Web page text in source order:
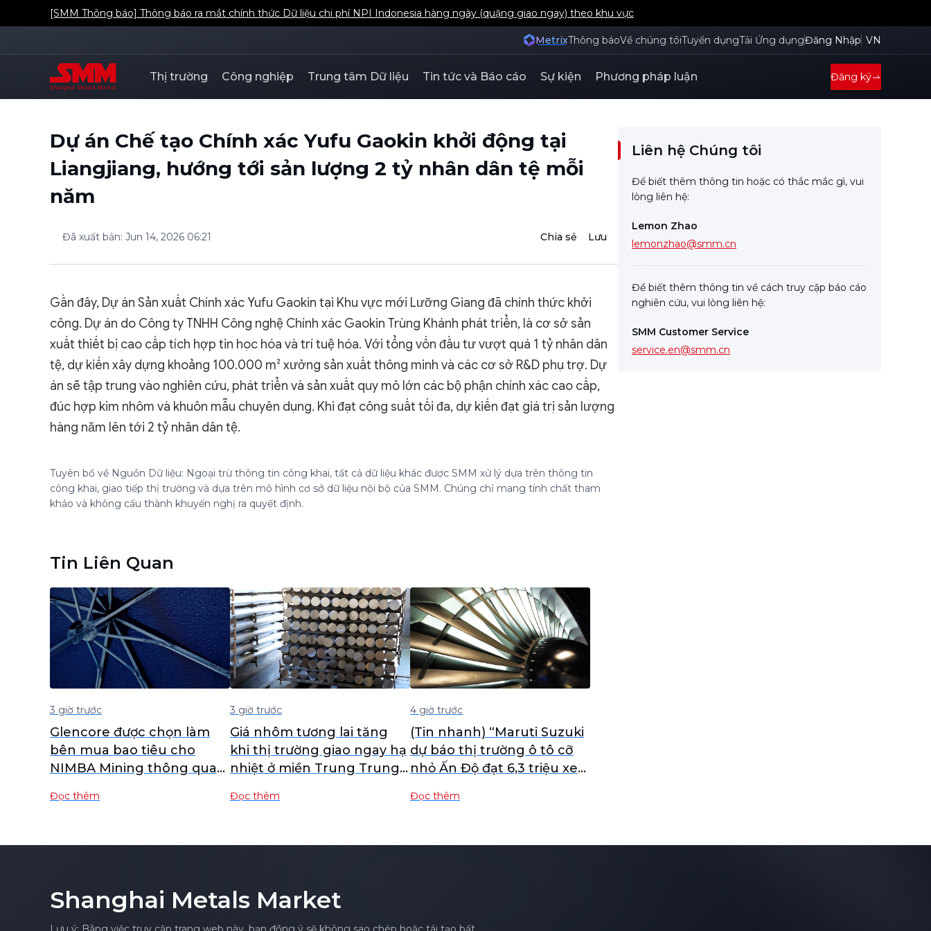
[SMM Thông báo] Thông báo ra mắt chính thức Dữ liệu chi phí NPI Indonesia hàng ngày (quặng giao ngay) theo khu vực
MetrixThông báoVề chúng tôiTuyển dụngTải Ứng dụngĐăng Nhập VN
Thị trường Công nghiệp Trung tâm Dữ liệu Tin tức và Báo cáo Sự kiện Phương pháp luận Đăng ký
Dự án Chế tạo Chính xác Yufu Gaokin khởi động tại
Liangjiang, hướng tới sản lượng 2 tỷ nhân dân tệ mỗi
năm
Đã xuất bản: Jun 14, 2026 06:21 Chia sẻ Lưu
Gần đây, Dự án Sản xuất Chính xác Yufu Gaokin tại Khu vực mới Lưỡng Giang đã chính thức khởi
công. Dự án do Công ty TNHH Công nghệ Chính xác Gaokin Trùng Khánh phát triển, là cơ sở sản
xuất thiết bị cao cấp tích hợp tin học hóa và trí tuệ hóa. Với tổng vốn đầu tư vượt quá 1 tỷ nhân dân
tệ, dự kiến xây dựng khoảng 100.000 m² xưởng sản xuất thông minh và các cơ sở R&D phụ trợ. Dự
án sẽ tập trung vào nghiên cứu, phát triển và sản xuất quy mô lớn các bộ phận chính xác cao cấp,
đúc hợp kim nhôm và khuôn mẫu chuyên dụng. Khi đạt công suất tối đa, dự kiến đạt giá trị sản lượng
hàng năm lên tới 2 tỷ nhân dân tệ.
Tuyên bố về Nguồn Dữ liệu: Ngoại trừ thông tin công khai, tất cả dữ liệu khác được SMM xử lý dựa trên thông tin
công khai, giao tiếp thị trường và dựa trên mô hình cơ sở dữ liệu nội bộ của SMM. Chúng chỉ mang tính chất tham
khảo và không cấu thành khuyến nghị ra quyết định.
Tin Liên Quan
3 giờ trước
Glencore được chọn làm
bên mua bao tiêu cho
NIMBA Mining thông qua
Aluminum Flash News】
Đọc thêm
3 giờ trước
Giá nhôm tương lai tăng
khi thị trường giao ngay hạ
nhiệt ở miền Trung Trung
chênh lệch giá thu hẹp
Đọc thêm
4 giờ trước
(Tin nhanh) “Maruti Suzuki
dự báo thị trường ô tô cỡ
nhỏ Ấn Độ đạt 6,3 triệu xe
tăng trưởng gần đây”
Đọc thêm
Liên hệ Chúng tôi
Để biết thêm thông tin hoặc có thắc mắc gì, vui
lòng liên hệ:
Lemon Zhao
lemonzhao@smm.cn
Để biết thêm thông tin về cách truy cập báo cáo
nghiên cứu, vui lòng liên hệ:
SMM Customer Service
service.en@smm.cn
Shanghai Metals Market